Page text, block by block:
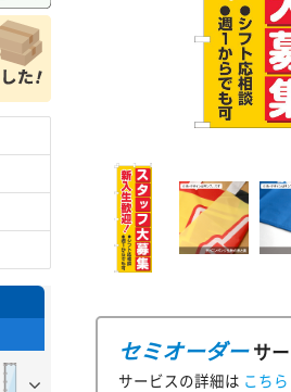
セミオーダーサ
サービスの詳細は こちら